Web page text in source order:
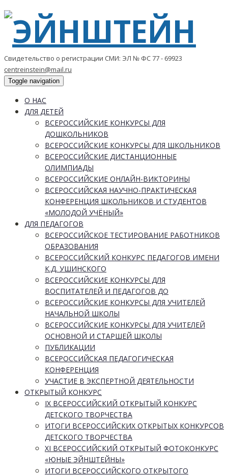
Свидетельство о регистрации СМИ: ЭЛ № ФС 77 - 69923
centreinstein@mail.ru
Toggle navigation
О НАС
ДЛЯ ДЕТЕЙ
ВСЕРОССИЙСКИЕ КОНКУРСЫ ДЛЯ
ДОШКОЛЬНИКОВ
ВСЕРОССИЙСКИЕ КОНКУРСЫ ДЛЯ ШКОЛЬНИКОВ
ВСЕРОССИЙСКИЕ ДИСТАНЦИОННЫЕ
ОЛИМПИАДЫ
ВСЕРОССИЙСКИЕ ОНЛАЙН-ВИКТОРИНЫ
ВСЕРОССИЙСКАЯ НАУЧНО-ПРАКТИЧЕСКАЯ
КОНФЕРЕНЦИЯ ШКОЛЬНИКОВ И СТУДЕНТОВ
«МОЛОДОЙ УЧЁНЫЙ»
ДЛЯ ПЕДАГОГОВ
ВСЕРОССИЙСКОЕ ТЕСТИРОВАНИЕ РАБОТНИКОВ
ОБРАЗОВАНИЯ
ВСЕРОССИЙСКИЙ КОНКУРС ПЕДАГОГОВ ИМЕНИ
К.Д. УШИНСКОГО
ВСЕРОССИЙСКИЕ КОНКУРСЫ ДЛЯ
ВОСПИТАТЕЛЕЙ И ПЕДАГОГОВ ДО
ВСЕРОССИЙСКИЕ КОНКУРСЫ ДЛЯ УЧИТЕЛЕЙ
НАЧАЛЬНОЙ ШКОЛЫ
ВСЕРОССИЙСКИЕ КОНКУРСЫ ДЛЯ УЧИТЕЛЕЙ
ОСНОВНОЙ И СТАРШЕЙ ШКОЛЫ
ПУБЛИКАЦИИ
ВСЕРОССИЙСКАЯ ПЕДАГОГИЧЕСКАЯ
КОНФЕРЕНЦИЯ
УЧАСТИЕ В ЭКСПЕРТНОЙ ДЕЯТЕЛЬНОСТИ
ОТКРЫТЫЙ КОНКУРС
IX ВСЕРОССИЙСКИЙ ОТКРЫТЫЙ КОНКУРС
ДЕТСКОГО ТВОРЧЕСТВА
ИТОГИ ВСЕРОССИЙСКИХ ОТКРЫТЫХ КОНКУРСОВ
ДЕТСКОГО ТВОРЧЕСТВА
XI ВСЕРОССИЙСКИЙ ОТКРЫТЫЙ ФОТОКОНКУРС
«ЮНЫЕ ЭЙНШТЕЙНЫ»
ИТОГИ ВСЕРОССИЙСКОГО ОТКРЫТОГО